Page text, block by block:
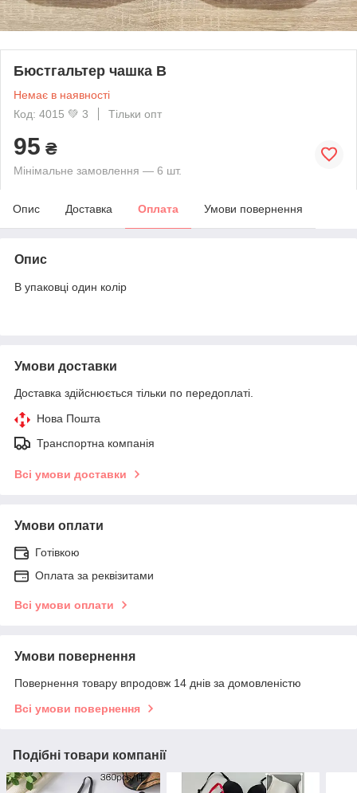
Бюстгальтер чашка В
Немає в наявності
Код: 4015 💚 3
Тільки опт
95 ₴
Мінімальне замовлення — 6 шт.
Опис Доставка Оплата Умови повернення
Опис
В упаковці один колір
Умови доставки
Доставка здійснюється тільки по передоплаті.
Нова Пошта
Транспортна компанія
Всі умови доставки
Умови оплати
Готівкою
Оплата за реквізитами
Всі умови оплати
Умови повернення
Повернення товару впродовж 14 днів за домовленістю
Всі умови повернення
Подібні товари компанії